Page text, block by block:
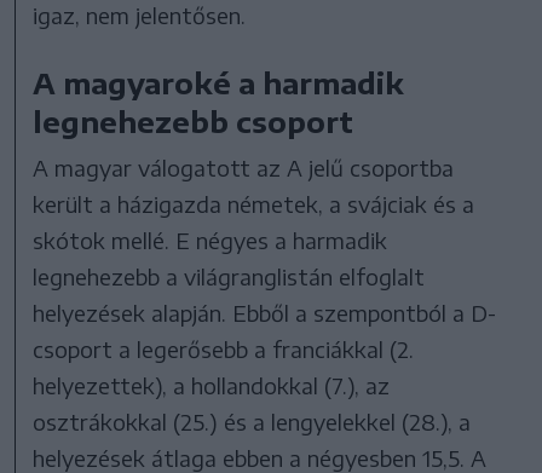
igaz, nem jelentősen.
A magyaroké a harmadik
legnehezebb csoport
A magyar válogatott az A jelű csoportba
került a házigazda németek, a svájciak és a
skótok mellé. E négyes a harmadik
legnehezebb a világranglistán elfoglalt
helyezések alapján. Ebből a szempontból a D-
csoport a legerősebb a franciákkal (2.
helyezettek), a hollandokkal (7.), az
osztrákokkal (25.) és a lengyelekkel (28.), a
helyezések átlaga ebben a négyesben 15,5. A